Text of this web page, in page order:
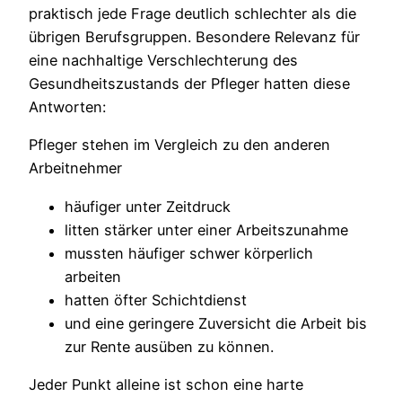
praktisch jede Frage deutlich schlechter als die
übrigen Berufsgruppen. Besondere Relevanz für
eine nachhaltige Verschlechterung des
Gesundheitszustands der Pfleger hatten diese
Antworten:
Pfleger stehen im Vergleich zu den anderen
Arbeitnehmer
häufiger unter Zeitdruck
litten stärker unter einer Arbeitszunahme
mussten häufiger schwer körperlich
arbeiten
hatten öfter Schichtdienst
und eine geringere Zuversicht die Arbeit bis
zur Rente ausüben zu können.
Jeder Punkt alleine ist schon eine harte